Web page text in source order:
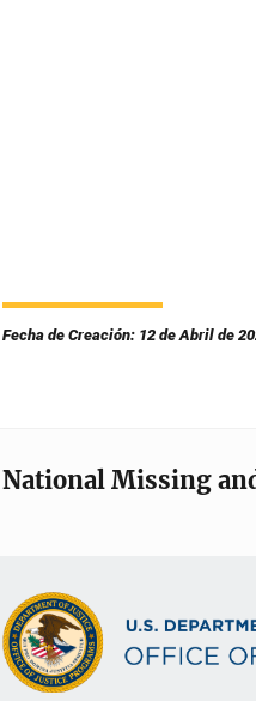
Fecha de Creación: 12 de Abril de
National Missing